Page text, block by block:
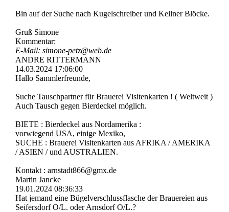
Bin auf der Suche nach Kugelschreiber und Kellner Blöcke.
Gruß Simone
Kommentar:
E-Mail: simone-petz@web.de
ANDRE RITTERMANN
14.03.2024 17:06:00
Hallo Sammlerfreunde,
Suche Tauschpartner für Brauerei Visitenkarten ! ( Weltweit )
Auch Tausch gegen Bierdeckel möglich.
BIETE : Bierdeckel aus Nordamerika :
vorwiegend USA, einige Mexiko,
SUCHE : Brauerei Visitenkarten aus AFRIKA / AMERIKA
/ ASIEN / und AUSTRALIEN.
Kontakt : arnstadt866@gmx.de
Martin Jancke
19.01.2024 08:36:33
Hat jemand eine Bügelverschlussflasche der Brauereien aus
Seifersdorf O/L. oder Arnsdorf O/L.?